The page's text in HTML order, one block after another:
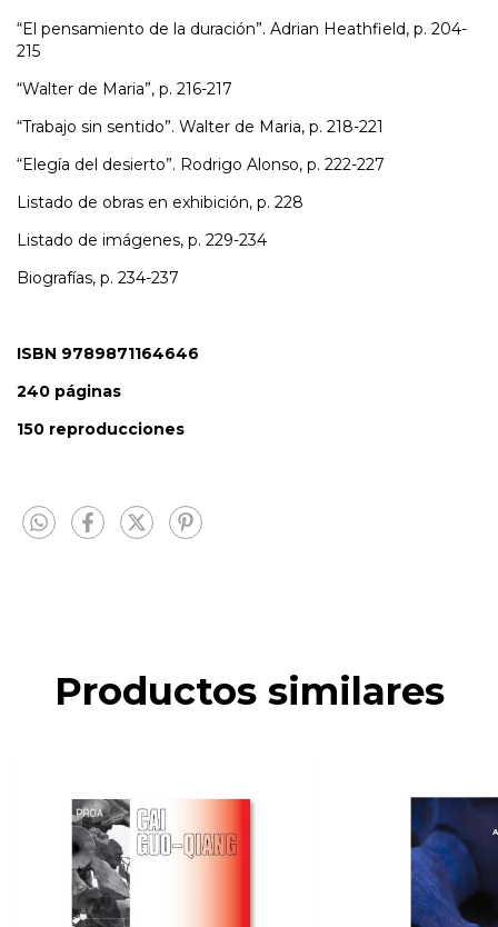
“El pensamiento de la duración”. Adrian Heathfield, p. 204-
215
“Walter de Maria”, p. 216-217
“Trabajo sin sentido”. Walter de Maria, p. 218-221
“Elegía del desierto”. Rodrigo Alonso, p. 222-227
Listado de obras en exhibición, p. 228
Listado de imágenes, p. 229-234
Biografías, p. 234-237
ISBN 9789871164646
240 páginas
150 reproducciones
Productos similares